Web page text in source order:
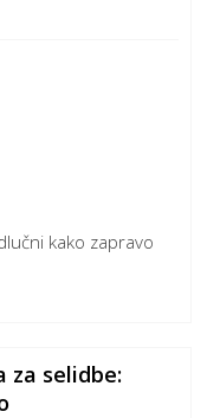
kako zapravo
za selidbe: